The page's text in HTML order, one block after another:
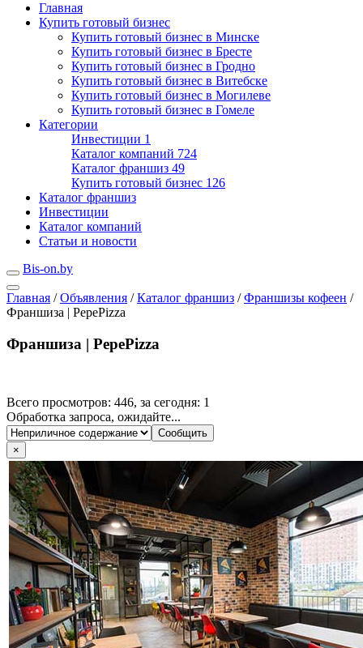
Главная
Купить готовый бизнес
Купить готовый бизнес в Минске
Купить готовый бизнес в Бресте
Купить готовый бизнес в Гродно
Купить готовый бизнес в Витебске
Купить готовый бизнес в Могилеве
Купить готовый бизнес в Гомеле
Категории
Инвестиции 1
Каталог компаний 724
Каталог франшиз 49
Купить готовый бизнес 126
Каталог франшиз
Инвестиции
Каталог компаний
Статьи и новости
Bis-on.by
Главная / Объявления / Каталог франшиз / Франшизы кофеен /
Франшиза | PepePizza
Франшиза | PepePizza
Всего просмотров: 446, за сегодня: 1
Обработка запроса, ожидайте...
×